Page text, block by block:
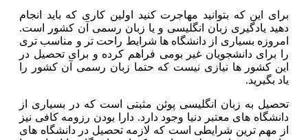
برای این که بتوانید مهاجرت کنید اولین کاری که باید انجام
دهید یادگیری زبان انگلیسی و یا زبان رسمی آن کشور است.
امروزه بسیاری از دانشگاه ها شرایط راحت تر و مناسب تری
را برای دانشجویان غیر بومی فراهم کرده و برای تحصیل در
این کشور ها نیازی نیست که حتما زبان رسمی آن کشور را
یاد بگیرید.
تحصیل به زبان انگلیسی پوئن مثبتی است که در بسیاری از
دانشگاه های معتبر دنیا وجود دارد. دارا بودن رزومه کافی نیز
از مهم ترین شرایطی است که لازمه تحصیل در دانشگاه های